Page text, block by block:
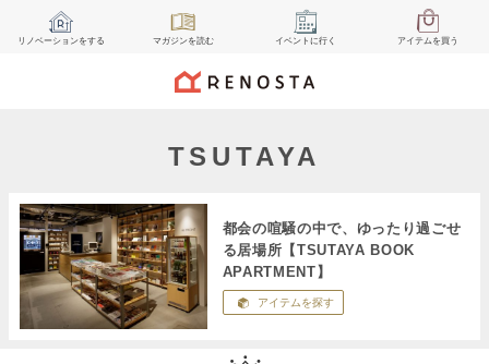
リノベーションをする マガジンを読む イベント に行く アイテムを買う
TSUTAYA
都会の喧騒の中で、ゆったり過ごせ
る居場所【TSUTAYA BOOK
APARTMENT】
アイテムを探す